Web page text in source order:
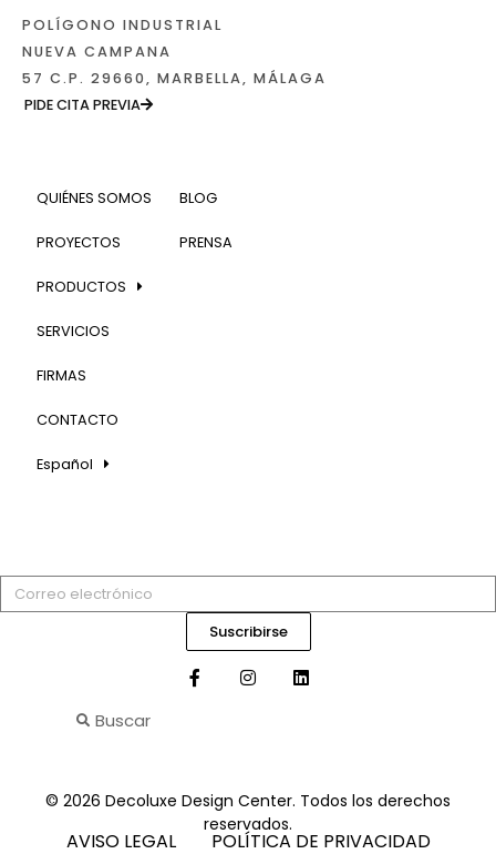
POLÍGONO INDUSTRIAL
NUEVA CAMPANA
57 C.P. 29660, MARBELLA, MÁLAGA
PIDE CITA PREVIA
QUIÉNES SOMOS
PROYECTOS
PRODUCTOS
SERVICIOS
FIRMAS
CONTACTO
Español
BLOG
PRENSA
Suscribirse
© 2026 Decoluxe Design Center. Todos los derechos
reservados.
AVISO LEGAL POLÍTICA DE PRIVACIDAD